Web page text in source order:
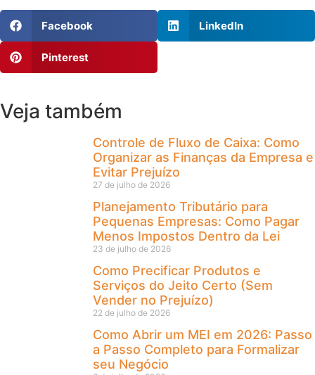
Facebook LinkedIn
Pinterest
Veja também
Controle de Fluxo de Caixa: Como
Organizar as Finanças da Empresa e
Evitar Prejuízo
27 de julho de 2026
Planejamento Tributário para
Pequenas Empresas: Como Pagar
Menos Impostos Dentro da Lei
23 de julho de 2026
Como Precificar Produtos e
Serviços do Jeito Certo (Sem
Vender no Prejuízo)
22 de julho de 2026
Como Abrir um MEI em 2026: Passo
a Passo Completo para Formalizar
seu Negócio